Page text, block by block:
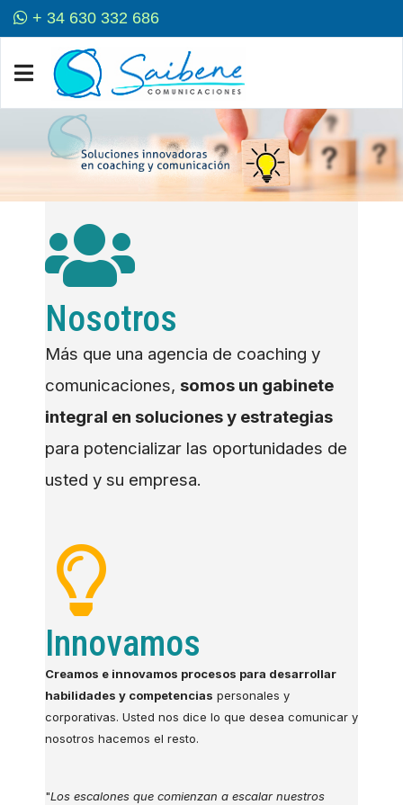
+ 34 630 332 686
Nosotros
Más que una agencia de coaching y
comunicaciones, somos un gabinete
integral en soluciones y estrategias
para potencializar las oportunidades de
usted y su empresa.
Innovamos
Creamos e innovamos procesos para desarrollar
habilidades y competencias personales y
corporativas. Usted nos dice lo que desea comunicar y
nosotros hacemos el resto.
"Los escalones que comienzan a escalar nuestros